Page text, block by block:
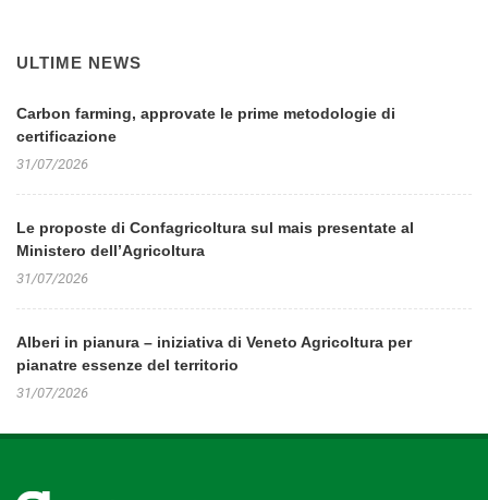
ULTIME NEWS
Carbon farming, approvate le prime metodologie di
certificazione
31/07/2026
Le proposte di Confagricoltura sul mais presentate al
Ministero dell’Agricoltura
31/07/2026
Alberi in pianura – iniziativa di Veneto Agricoltura per
pianatre essenze del territorio
31/07/2026